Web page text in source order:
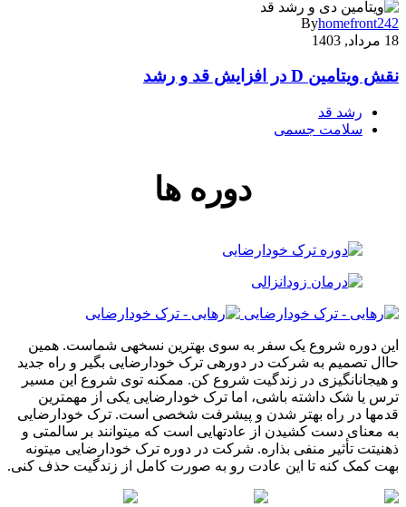
Byhomefront242
18 مرداد, 1403
نقش ویتامین D در افزایش قد و رشد
رشد قد
سلامت جسمی
دوره ها
این دوره شروع یک سفر به سوی بهترین نسخهی شماست. همین
حاال تصمیم به شرکت در دورهی ترک خودارضایی بگیر و راه جدید
و هیجانانگیزی در زندگیت شروع کن. ممکنه توی شروع این مسیر
ترس یا شک داشته باشی، اما ترک خودارضایی یکی از مهمترین
قدمها در راه بهتر شدن و پیشرفت شخصی است. ترک خودارضایی
به معنای دست کشیدن از عادتهایی است که میتوانند بر سالمتی و
ذهنیتت تأثیر منفی بذاره. شرکت در دوره ترک خودارضایی میتونه
بهت کمک کنه تا این عادت رو به صورت کامل از زندگیت حذف کنی.